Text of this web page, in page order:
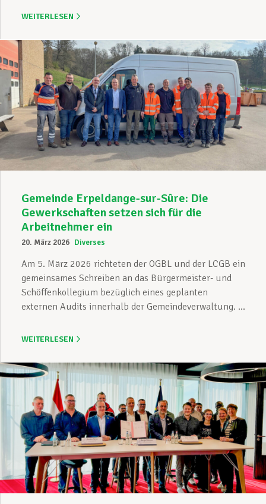
WEITERLESEN
Gemeinde Erpeldange-sur-Sûre: Die
Gewerkschaften setzen sich für die
Arbeitnehmer ein
20. März 2026 Diverses
Am 5. März 2026 richteten der OGBL und der LCGB ein
gemeinsames Schreiben an das Bürgermeister- und
Schöffenkollegium bezüglich eines geplanten
externen Audits innerhalb der Gemeindeverwaltung. ...
WEITERLESEN